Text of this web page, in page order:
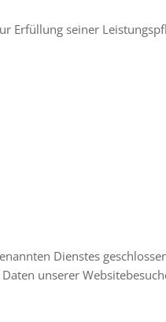
Erfüllung seiner
Dienstes
unserer